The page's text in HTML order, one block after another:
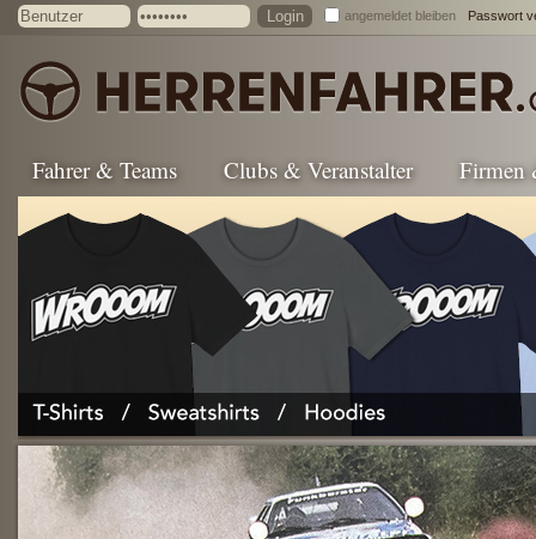
angemeldet bleiben Passwort
Fahrer & Teams Clubs & Veranstalter Firmen